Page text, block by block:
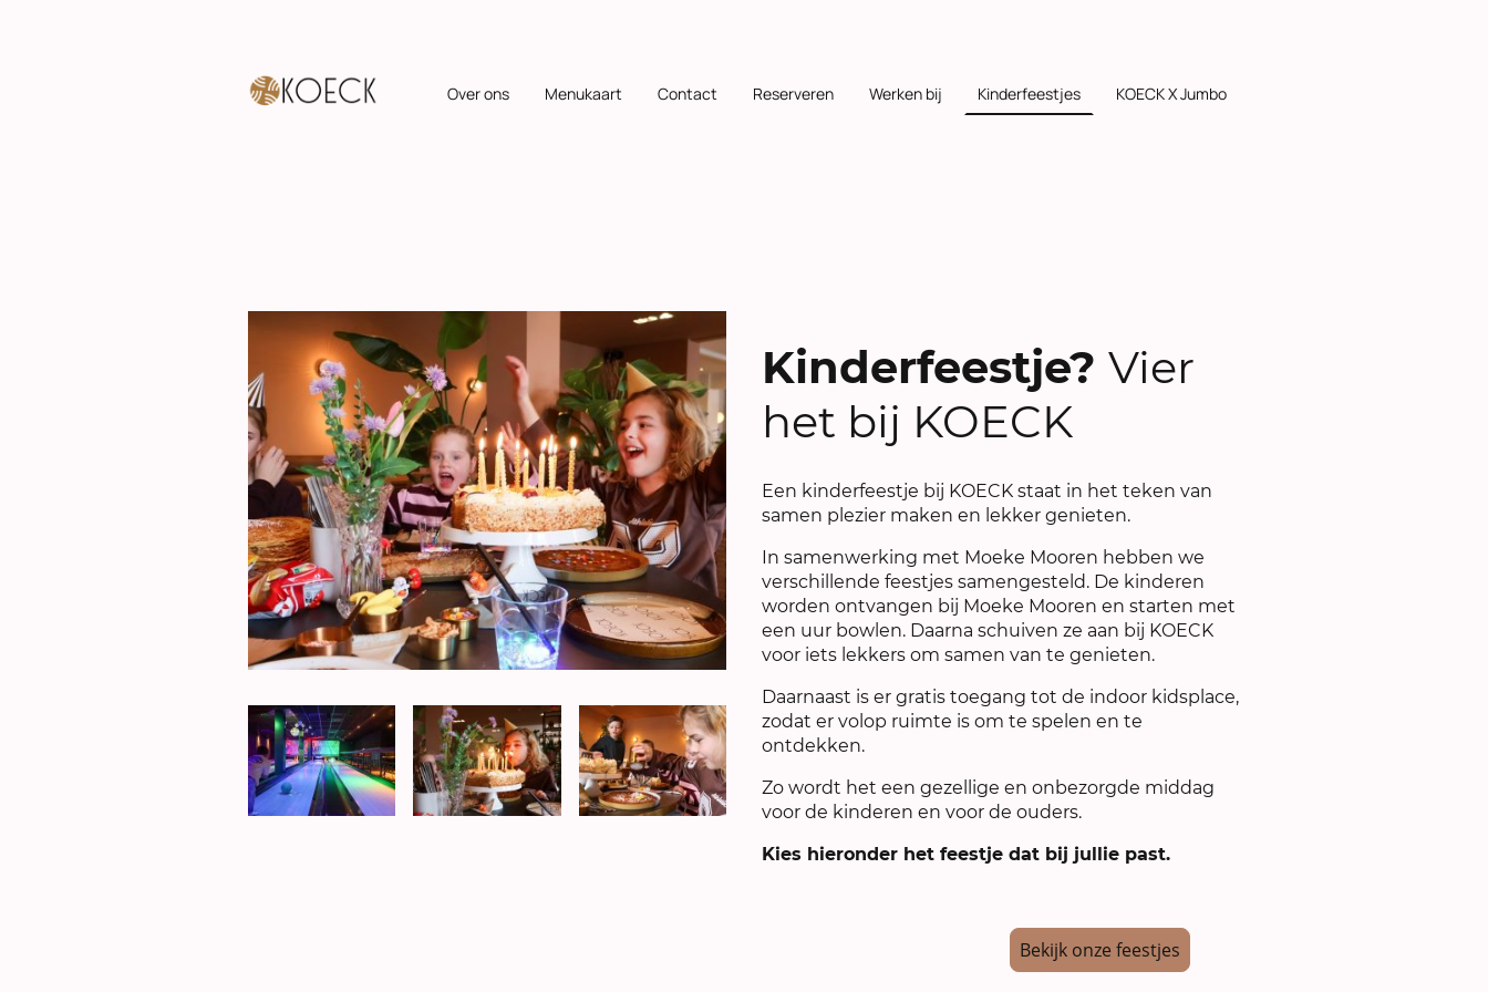
Over ons Menukaart Contact Reserveren Werken bij Kinderfeestjes KOECK X Jumbo
Kinderfeestje? Vier
het bij KOECK
Een kinderfeestje bij KOECK staat in het teken van
samen plezier maken en lekker genieten.
In samenwerking met Moeke Mooren hebben we
verschillende feestjes samengesteld. De kinderen
worden ontvangen bij Moeke Mooren en starten met
een uur bowlen. Daarna schuiven ze aan bij KOECK
voor iets lekkers om samen van te genieten.
Daarnaast is er gratis toegang tot de indoor kidsplace,
zodat er volop ruimte is om te spelen en te
ontdekken.
Zo wordt het een gezellige en onbezorgde middag
voor de kinderen en voor de ouders.
Kies hieronder het feestje dat bij jullie past.
Bekijk onze feestjes